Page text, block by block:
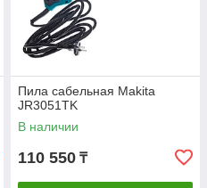
Пила сабельная Makita
JR3051TK
В наличии
110 550 ₸